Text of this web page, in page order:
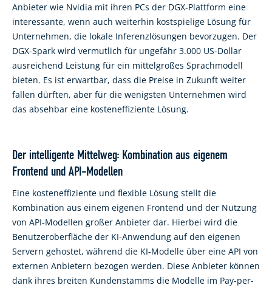
Anbieter wie Nvidia mit ihren PCs der DGX-Plattform eine
interessante, wenn auch weiterhin kostspielige Lösung für
Unternehmen, die lokale Inferenzlösungen bevorzugen. Der
DGX-Spark wird vermutlich für ungefähr 3.000 US-Dollar
ausreichend Leistung für ein mittelgroßes Sprachmodell
bieten. Es ist erwartbar, dass die Preise in Zukunft weiter
fallen dürften, aber für die wenigsten Unternehmen wird
das absehbar eine kosteneffiziente Lösung.
Der intelligente Mittelweg: Kombination aus eigenem
Frontend und API-Modellen
Eine kosteneffiziente und flexible Lösung stellt die
Kombination aus einem eigenen Frontend und der Nutzung
von API-Modellen großer Anbieter dar. Hierbei wird die
Benutzeroberfläche der KI-Anwendung auf den eigenen
Servern gehostet, während die KI-Modelle über eine API von
externen Anbietern bezogen werden. Diese Anbieter können
dank ihres breiten Kundenstamms die Modelle im Pay-per-